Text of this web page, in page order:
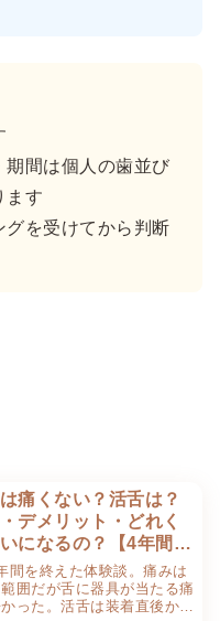
間は個人の歯並び
ます
グを受けてから判断
痛くない？活舌は？
デメリット・どれく
になるの？【4年間の
談】
間を終えた体験談。痛みは
囲だが舌に器具が当たる痛
った。活舌は装着直後から